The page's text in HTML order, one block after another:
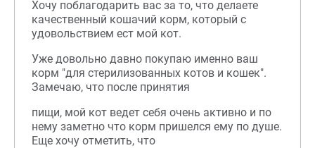
Хочу поблагодарить вас за то, что делаете
качественный кошачий корм, который с
удовольствием ест мой кот.
Уже довольно давно покупаю именно ваш
корм "для стерилизованных котов и кошек".
Замечаю, что после принятия
пищи, мой кот ведет себя очень активно и по
нему заметно что корм пришелся ему по душе.
Еще хочу отметить, что